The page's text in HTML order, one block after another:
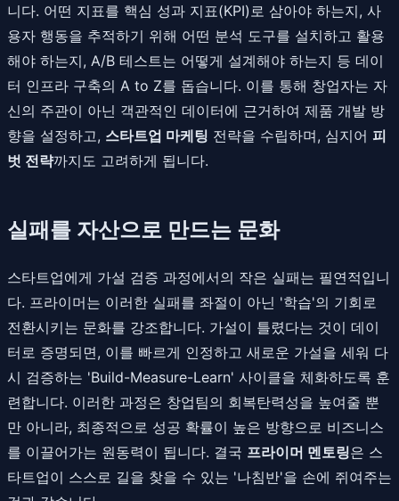
니다. 어떤 지표를 핵심 성과 지표(KPI)로 삼아야 하는지, 사
용자 행동을 추적하기 위해 어떤 분석 도구를 설치하고 활용
해야 하는지, A/B 테스트는 어떻게 설계해야 하는지 등 데이
터 인프라 구축의 A to Z를 돕습니다. 이를 통해 창업자는 자
신의 주관이 아닌 객관적인 데이터에 근거하여 제품 개발 방
향을 설정하고, 스타트업 마케팅 전략을 수립하며, 심지어 피
벗 전략까지도 고려하게 됩니다.
실패를 자산으로 만드는 문화
스타트업에게 가설 검증 과정에서의 작은 실패는 필연적입니
다. 프라이머는 이러한 실패를 좌절이 아닌 '학습'의 기회로
전환시키는 문화를 강조합니다. 가설이 틀렸다는 것이 데이
터로 증명되면, 이를 빠르게 인정하고 새로운 가설을 세워 다
시 검증하는 'Build-Measure-Learn' 사이클을 체화하도록 훈
련합니다. 이러한 과정은 창업팀의 회복탄력성을 높여줄 뿐
만 아니라, 최종적으로 성공 확률이 높은 방향으로 비즈니스
를 이끌어가는 원동력이 됩니다. 결국 프라이머 멘토링은 스
타트업이 스스로 길을 찾을 수 있는 '나침반'을 손에 쥐여주는